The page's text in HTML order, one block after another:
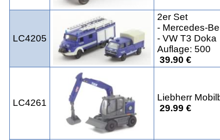
LC4205
2er Set
- Mercedes-
- VW T3 Doka
Auflage: 500
39.90 €
LC4261
Liebherr
29.99 €